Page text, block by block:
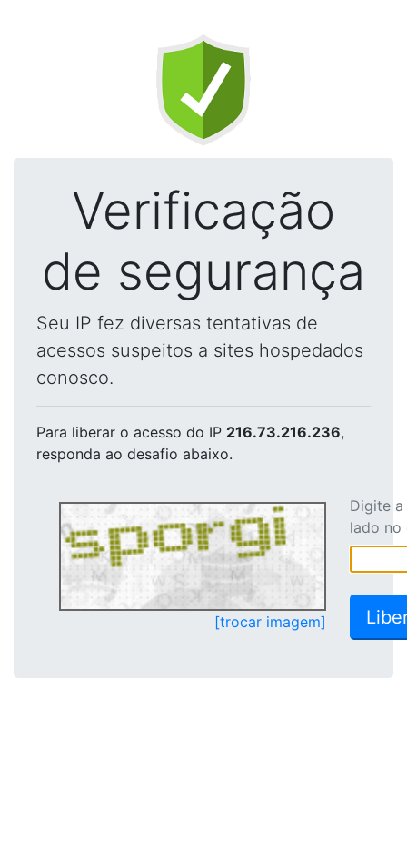
Verificação
de segurança
Seu IP fez diversas tentativas de
acessos suspeitos a sites hospedados
conosco.
Para liberar o acesso do IP 216.73.216.236,
responda ao desafio abaixo.
[trocar imagem]
Digite
lado no